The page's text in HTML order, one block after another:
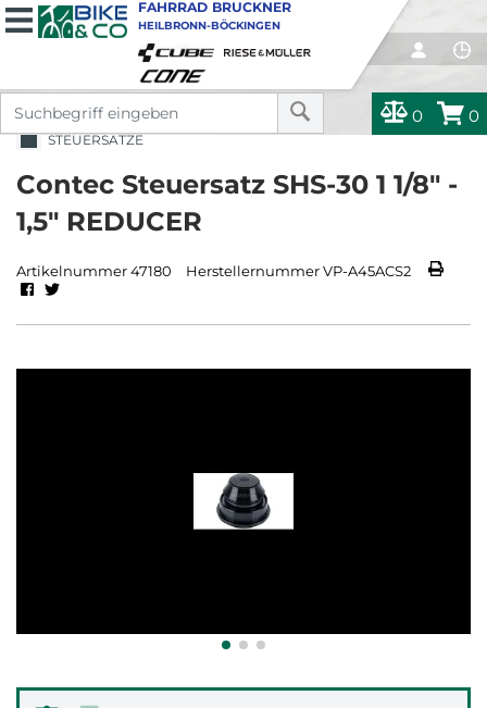
0 0
FAHRRAD BRUCKNER
HEILBRONN-BÖCKINGEN
STEUERSÄTZE
Contec Steuersatz SHS-30 1 1/8" -
1,5" REDUCER
Artikelnummer 47180 Herstellernummer VP-A45ACS2